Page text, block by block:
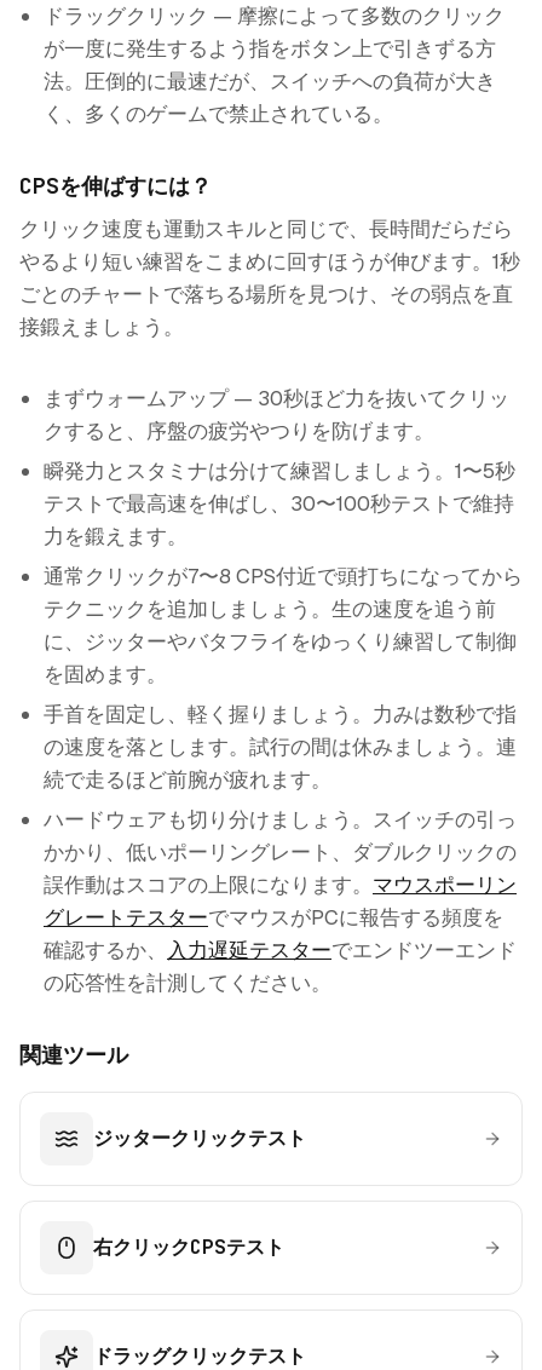
ドラッグクリック — 摩擦によって多数のクリック
が一度に発生するよう指をボタン上で引きずる方
法。圧倒的に最速だが、スイッチへの負荷が大き
く、多くのゲームで禁止されている。
CPSを伸ばすには？
クリック速度も運動スキルと同じで、長時間だらだら
やるより短い練習をこまめに回すほうが伸びます。1秒
ごとのチャートで落ちる場所を見つけ、その弱点を直
接鍛えましょう。
まずウォームアップ — 30秒ほど力を抜いてクリッ
クすると、序盤の疲労やつりを防げます。
瞬発力とスタミナは分けて練習しましょう。1〜5秒
テストで最高速を伸ばし、30〜100秒テストで維持
力を鍛えます。
通常クリックが7〜8 CPS付近で頭打ちになってから
テクニックを追加しましょう。生の速度を追う前
に、ジッターやバタフライをゆっくり練習して制御
を固めます。
手首を固定し、軽く握りましょう。力みは数秒で指
の速度を落とします。試行の間は休みましょう。連
続で走るほど前腕が疲れます。
ハードウェアも切り分けましょう。スイッチの引っ
かかり、低いポーリングレート、ダブルクリックの
誤作動はスコアの上限になります。 マウスポーリン
グレートテスターでマウスがPCに報告する頻度を
確認するか、 入力遅延テスターでエンドツーエンド
の応答性を計測してください。
関連ツール
ジッタークリックテスト
右クリックCPSテスト
ドラッグクリックテスト